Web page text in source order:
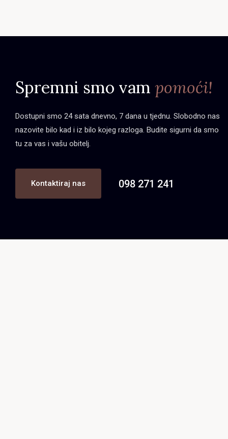
Spremni smo vam pomoći!
Dostupni smo 24 sata dnevno, 7 dana u tjednu. Slobodno nas
nazovite bilo kad i iz bilo kojeg razloga. Budite sigurni da smo
tu za vas i vašu obitelj.
Kontaktiraj nas 098 271 241